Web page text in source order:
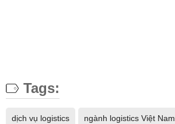
Tags:
dịch vụ logistics ngành logistics Việt Nam